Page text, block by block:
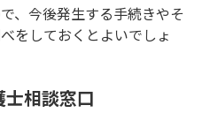
、今後発生する手続きやそ
をしておくとよいでしょ
相談窓口